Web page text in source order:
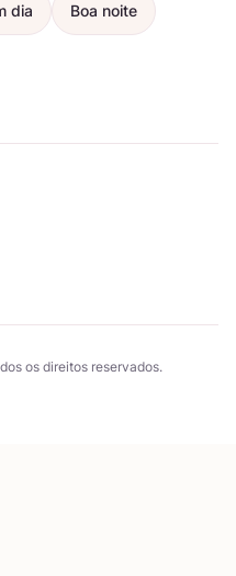
dia Boa noite
os direitos reservados.